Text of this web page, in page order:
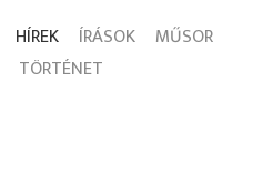
HÍREK ÍRÁSOK
MŰSOR
TÖRTÉNET